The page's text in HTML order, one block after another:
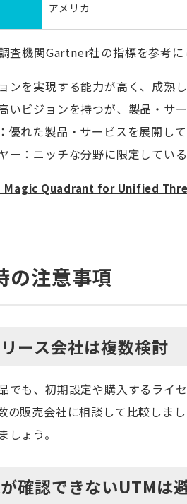
アメリカ
査機関Gartner社の指標を参考に
ンを実現する能力が高く、成熟
いビジョンを持つが、製品・サ
優れた製品・サービスを展開し
ー：ニッチな分野に限定してい
Quadrant for Unified
の注意事項
ース会社は複数検討
でも、初期設定や購入するライ
の販売会社に相談して比較しま
しょう。
確認できないUTMは